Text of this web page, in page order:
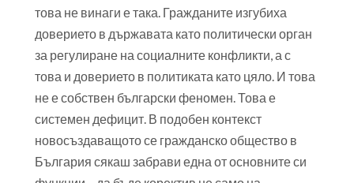
това не винаги е така. Гражданите изгубиха
доверието в държавата като политически орган
за регулиране на социалните конфликти, а с
това и доверието в политиката като цяло. И това
не е собствен български феномен. Това е
системен дефицит. В подобен контекст
новосъздаващото се гражданско общество в
България сякаш забрави една от основните си